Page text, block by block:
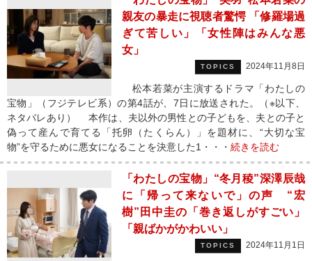
親友の暴走に視聴者驚愕 「修羅場過
ぎて苦しい」「女性陣はみんな悪
女」
TOPICS 2024年11月8日
松本若菜が主演するドラマ「わたしの
宝物」（フジテレビ系）の第4話が、7日に放送された。（※以下、
ネタバレあり） 本作は、夫以外の男性との子どもを、夫との子と
偽って産んで育てる「托卵（たくらん）」を題材に、“大切な宝
物”を守るために悪女になることを決意した1・・・ 続きを読む
「わたしの宝物」“冬月稜”深澤辰哉
に「帰って来ないで」の声 “宏
樹”田中圭の「巻き返しがすごい」
「親ばかがかわいい」
TOPICS 2024年11月1日